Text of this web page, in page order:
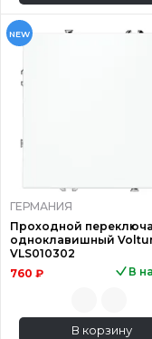
NEW
ГЕРМАНИЯ
Проходной
одноклавишный
VLS010302
760 ₽
В
В корзину